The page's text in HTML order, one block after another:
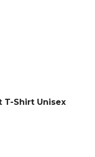
T-Shirt Unisex